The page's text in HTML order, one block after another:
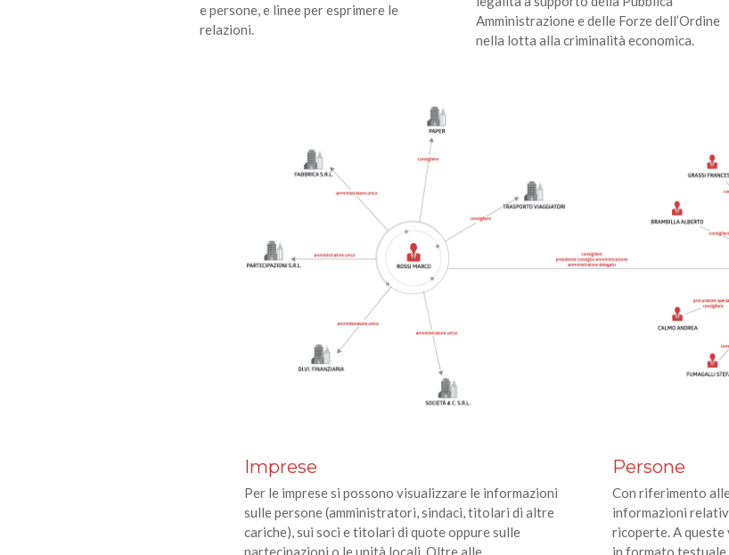
e persone, e linee per esprimere le
relazioni.
Amministrazione e delle Forze dell’Ordine
nella lotta alla criminalità economica.
Imprese
Per le imprese si possono visualizzare le informazioni
sulle persone (amministratori, sindaci, titolari di altre
cariche), sui soci e titolari di quote oppure sulle
partecipazioni o le unità locali. Oltre alle
Persone
Con riferimento
informazioni
ricoperte. A
in formato testuale